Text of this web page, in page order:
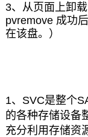
3、从页面上卸
pvremove 成功
在该盘。）
1、SVC是整个
的各种存储设备
充分利用存储资